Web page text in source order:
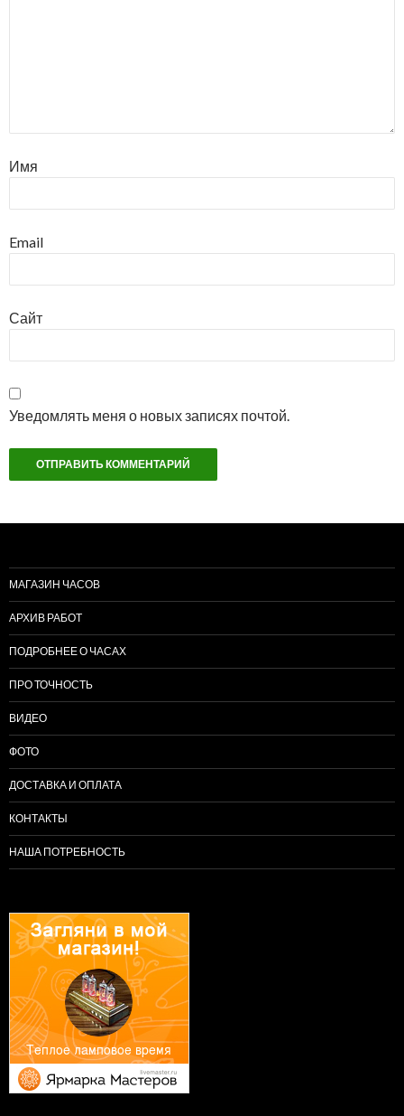
Имя
Email
Сайт
Уведомлять меня о новых записях почтой.
МАГАЗИН ЧАСОВ
АРХИВ РАБОТ
ПОДРОБНЕЕ О ЧАСАХ
ПРО ТОЧНОСТЬ
ВИДЕО
ФОТО
ДОСТАВКА И ОПЛАТА
КОНТАКТЫ
НАША ПОТРЕБНОСТЬ